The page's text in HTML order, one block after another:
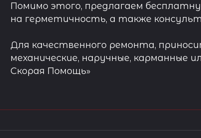
Помимо этого, предлагаем
на герметичность, а также
Для качественного ремонта,
механические, наручные, карманные
Скорая Помощь»